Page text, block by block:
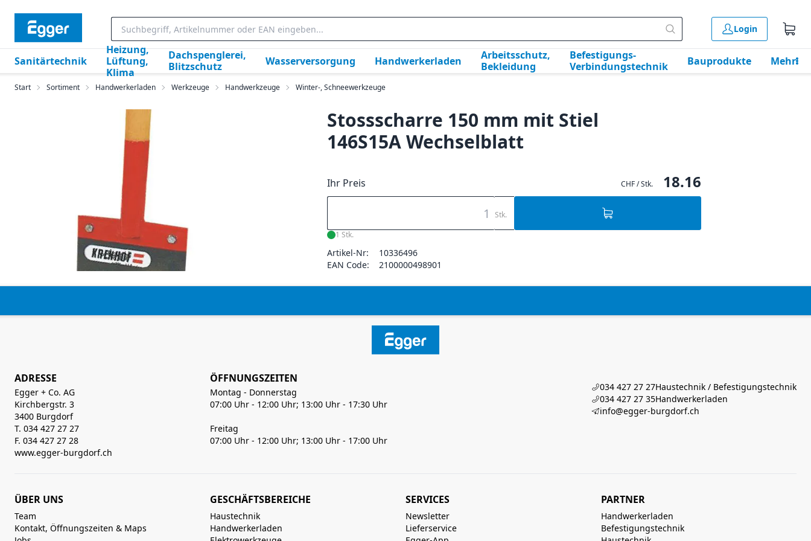
Login
Sanitärtechnik
Heizung,
Lüftung,
Klima
Dachspenglerei,
Blitzschutz
Wasserversorgung Handwerkerladen
Arbeitsschutz,
Bekleidung
Befestigungs-
Verbindungstechnik
Bauprodukte Mehr
Start Sortiment Handwerkerladen Werkzeuge Handwerkzeuge Winter-, Schneewerkzeuge
Stossscharre 150 mm mit Stiel
146S15A Wechselblatt
Ihr Preis CHF / Stk. 18.16
Stk.
1 Stk.
Artikel-Nr:
10336496
EAN Code:
2100000498901
ADRESSE
Egger + Co. AG
Kirchbergstr. 3
3400 Burgdorf
T. 034 427 27 27
F. 034 427 27 28
www.egger-burgdorf.ch
ÖFFNUNGSZEITEN
Montag - Donnerstag
07:00 Uhr - 12:00 Uhr; 13:00 Uhr - 17:30 Uhr
Freitag
07:00 Uhr - 12:00 Uhr; 13:00 Uhr - 17:00 Uhr
034 427 27 27Haustechnik / Befestigungstechnik
034 427 27 35Handwerkerladen
info@egger-burgdorf.ch
ÜBER UNS
Team
Kontakt, Öffnungszeiten & Maps
GESCHÄFTSBEREICHE
Haustechnik
Handwerkerladen
SERVICES
Newsletter
Lieferservice
PARTNER
Handwerkerladen
Befestigungstechnik